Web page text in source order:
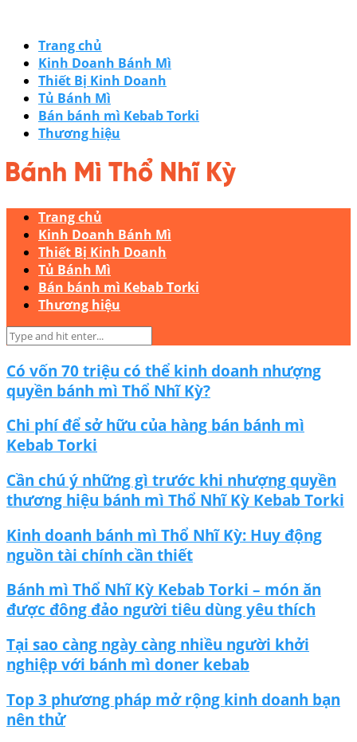
Trang chủ
Kinh Doanh Bánh Mì
Thiết Bị Kinh Doanh
Tủ Bánh Mì
Bán bánh mì Kebab Torki
Thương hiệu
Trang chủ
Kinh Doanh Bánh Mì
Thiết Bị Kinh Doanh
Tủ Bánh Mì
Bán bánh mì Kebab Torki
Thương hiệu
Có vốn 70 triệu có thể kinh doanh nhượng
quyền bánh mì Thổ Nhĩ Kỳ?
Chi phí để sở hữu của hàng bán bánh mì
Kebab Torki
Cần chú ý những gì trước khi nhượng quyền
thương hiệu bánh mì Thổ Nhĩ Kỳ Kebab Torki
Kinh doanh bánh mì Thổ Nhĩ Kỳ: Huy động
nguồn tài chính cần thiết
Bánh mì Thổ Nhĩ Kỳ Kebab Torki – món ăn
được đông đảo người tiêu dùng yêu thích
Tại sao càng ngày càng nhiều người khởi
nghiệp với bánh mì doner kebab
Top 3 phương pháp mở rộng kinh doanh bạn
nên thử